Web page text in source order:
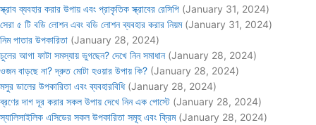
স্ক্রাব ব্যবহার করার উপায় এবং প্রাকৃতিক স্ক্রাবের রেসিপি (January 31, 2024)
সেরা ৫ টি বডি লোশন এবং বডি লোশন ব্যবহার করার নিয়ম (January 31, 2024)
নিম পাতার উপকারিতা (January 28, 2024)
চুলের আগা ফাটা সমস্যায় ভুগছেন? দেখে নিন সমাধান (January 28, 2024)
ওজন বাড়ছে না? দ্রুত মোটা হওয়ার উপায় কি? (January 28, 2024)
মসুর ডালের উপকারিতা এবং ব্যবহারবিধি (January 28, 2024)
ব্রণের দাগ দূর করার সকল উপায় দেখে নিন এক পোস্টে (January 28, 2024)
স্যালিসাইলিক এসিডের সকল উপকারিতা সমূহ এবং ক্রিম (January 28, 2024)